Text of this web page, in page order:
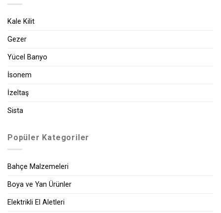
Kale Kilit
Gezer
Yücel Banyo
İsonem
İzeltaş
Sista
Popüler Kategoriler
Bahçe Malzemeleri
Boya ve Yan Ürünler
Elektrikli El Aletleri